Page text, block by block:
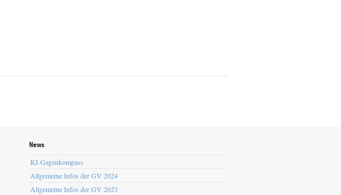
News
KI-Gagenkompass
Allgemeine Infos der GV 2024
Allgemeine Infos der GV 2023